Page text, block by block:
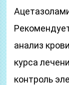
анализ
курса
контроль